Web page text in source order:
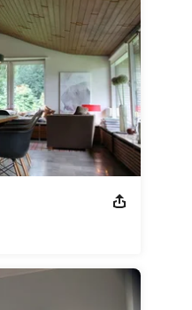
steigern. Egal ob bei
Bereiche Beruf,
Chinesische Astrologie,
Bazi - Part 1 -
1270 Umsatzsteuer-
Sie uns unter